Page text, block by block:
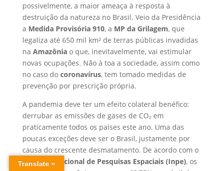
possivelmente, a maior ameaça à resposta à
destruição da natureza no Brasil. Veio da Presidência
a Medida Provisória 910, a MP da Grilagem, que
legaliza até 650 mil km² de terras públicas invadidas
na Amazôniao que, inevitavelmente, vai estimular
novas ocupações. Não à toa a sociedade, assim como
no caso do coronavírus, tem tomado medidas de
prevenção por prescrição própria.
A pandemia deve ter um efeito colateral benéfico:
derrubar as emissões de gases de CO₂ em
praticamente todos os países este ano. Uma das
poucas exceções deve ser o Brasil, justamente por
causa do crescente desmatamento. De acordo com o
Instituto Nacional de Pesquisas Espaciais (Inpe), os